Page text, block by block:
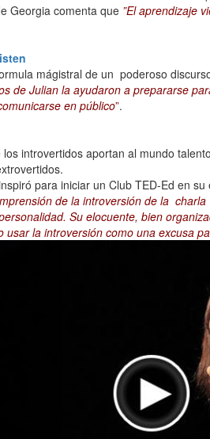
Georgia comenta que ”El aprendizaje
mágistral de un poderoso
de Julian la ayudaron a prepararse
en público”.
introvertidos aportan al mundo
para iniciar un Club TED-Ed en su
de la introversión de la
Su elocuente, bien
la introversión como una excusa